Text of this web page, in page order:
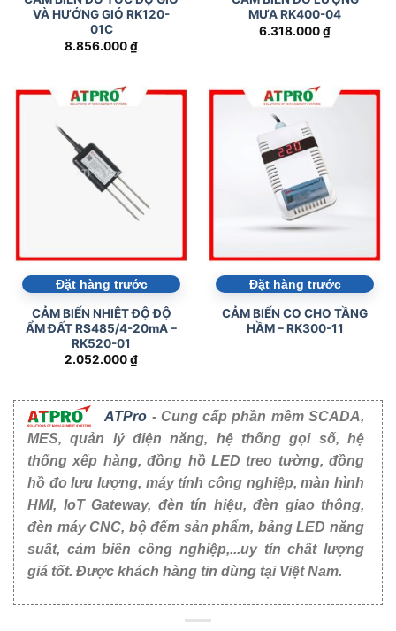
VÀ HƯỚNG GIÓ RK120-
01C
8.856.000₫
MƯA RK400-04
6.318.000₫
Đặt hàng trước
CẢM BIẾN NHIỆT ĐỘ ĐỘ
ẨM ĐẤT RS485/4-20mA –
RK520-01
2.052.000₫
Đặt hàng trước
CẢM BIẾN CO CHO TẦNG
HẦM – RK300-11
ATPro - Cung cấp phần mềm SCADA,
MES, quản lý điện năng, hệ thống gọi số, hệ
thống xếp hàng, đồng hồ LED treo tường, đồng
hồ đo lưu lượng, máy tính công nghiệp, màn hình
HMI, IoT Gateway, đèn tín hiệu, đèn giao thông,
đèn máy CNC, bộ đếm sản phẩm, bảng LED năng
suất, cảm biến công nghiệp,...uy tín chất lượng
giá tốt. Được khách hàng tin dùng tại Việt Nam.